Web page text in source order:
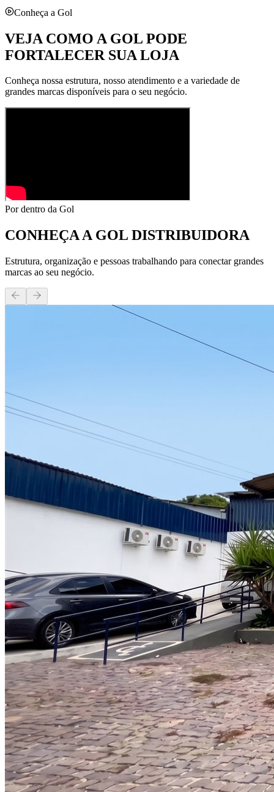
Conheça a Gol
VEJA COMO A GOL PODE
FORTALECER SUA LOJA
Conheça nossa estrutura, nosso atendimento e a variedade de
grandes marcas disponíveis para o seu negócio.
Por dentro da Gol
CONHEÇA AGOL DISTRIBUIDORA
Estrutura, organização e pessoas trabalhando para conectar grandes
marcas ao seu negócio.